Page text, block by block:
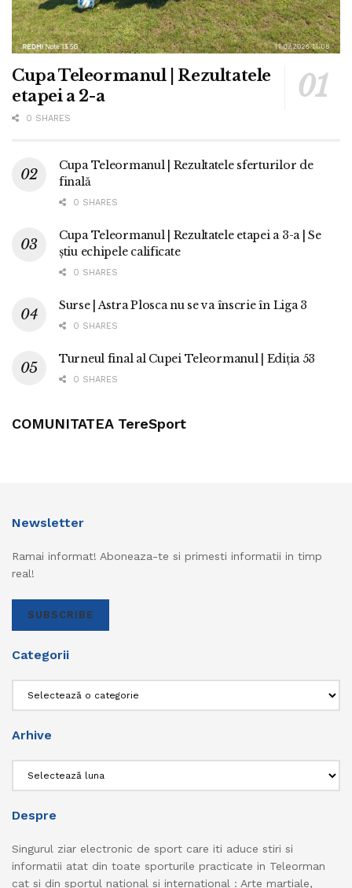
Cupa Teleormanul | Rezultatele
etapei a 2-a
0 SHARES
Cupa Teleormanul | Rezultatele sferturilor de
finală
0 SHARES
Cupa Teleormanul | Rezultatele etapei a 3-a | Se
știu echipele calificate
0 SHARES
Surse | Astra Plosca nu se va înscrie în Liga 3
0 SHARES
Turneul final al Cupei Teleormanul | Ediția 53
0 SHARES
COMUNITATEA TereSport
Newsletter
Ramai informat! Aboneaza-te si primesti informatii in timp
real!
SUBSCRIBE
Categorii
Arhive
Despre
Singurul ziar electronic de sport care iti aduce stiri si
informatii atat din toate sporturile practicate in Teleorman
cat si din sportul national si international : Arte martiale,